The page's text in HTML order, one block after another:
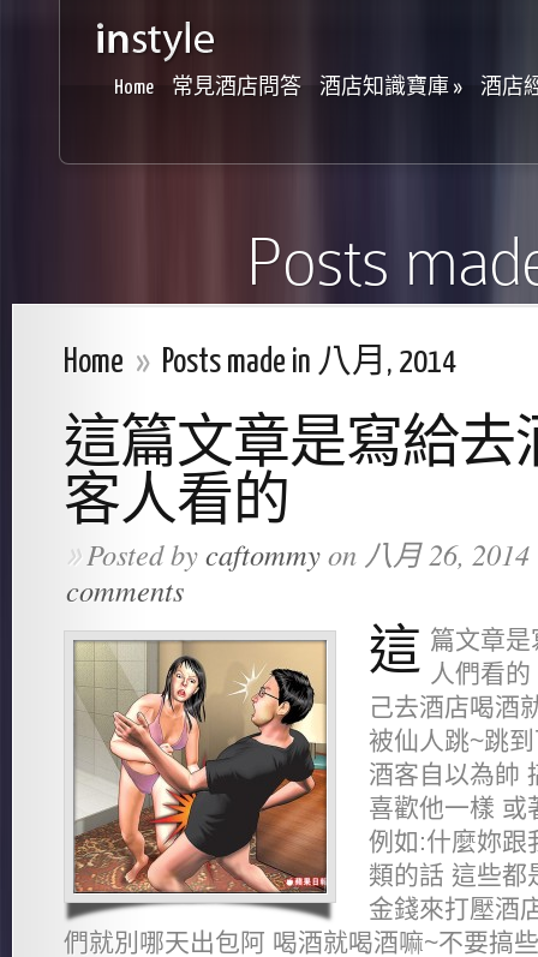
Home 常見酒店問答 酒店知識寶庫 » 酒店
Posts
Home » Posts made in 八月, 2014
這篇文章是寫給去
客人看的
»Posted bycaftommyon 八月 26,
comments
這 篇文章
人們看
己去酒店喝酒
被仙人跳~跳
酒客自以為帥
喜歡他一樣 或
例如:什麼妳跟
類的話 這些都
金錢來打壓酒
們就別哪天出包阿 喝酒就喝酒嘛~不要搞